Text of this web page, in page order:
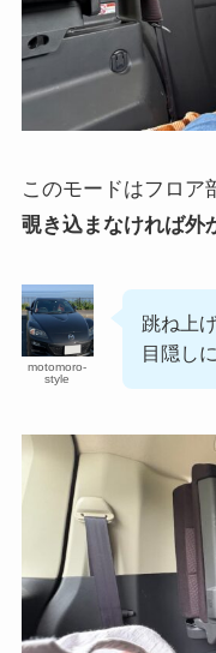
このモードはフロア
覗き込まなければ外
motomoro-
style
跳ね上
目隠し